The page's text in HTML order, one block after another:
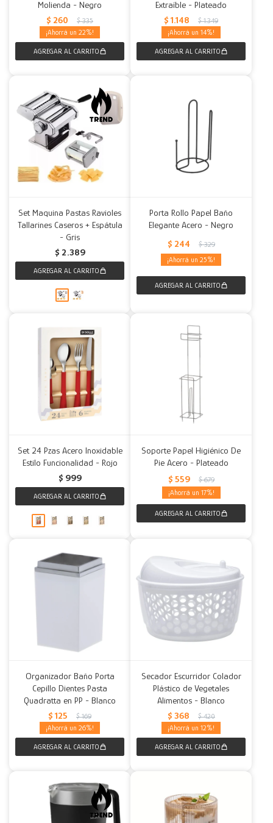
Molienda - Negro
$ 260 $ 335
22
Extraíble - Plateado
$ 1.148 $ 1.349
14
Set Maquina Pastas Ravioles
Tallarines Caseros + Espátula
- Gris
$ 2.389
Porta Rollo Papel Baño
Elegante Acero - Negro
$ 244 $ 329
25
Set 24 Pzas Acero Inoxidable
Estilo Funcionalidad - Rojo
$ 999
Soporte Papel Higiénico De
Pie Acero - Plateado
$ 559 $ 679
17
Organizador Baño Porta
Cepillo Dientes Pasta
Quadratta en PP - Blanco
$ 125 $ 169
26
Secador Escurridor Colador
Plástico de Vegetales
Alimentos - Blanco
$ 368 $ 420
12